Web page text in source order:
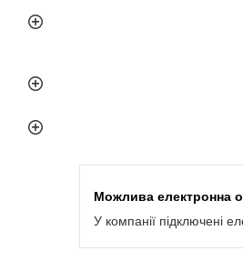
У компанії підключені